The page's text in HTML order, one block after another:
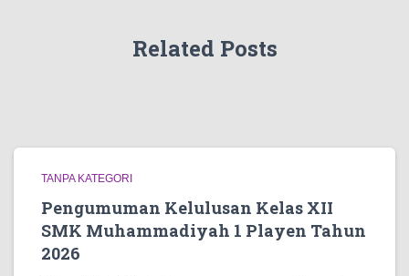
Related Posts
TANPA KATEGORI
Pengumuman Kelulusan Kelas XII
SMK Muhammadiyah 1 Playen Tahun
2026